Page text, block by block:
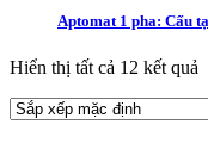
Aptomat 1 pha: Cấu
Hiển thị tất cả 12 kết quả